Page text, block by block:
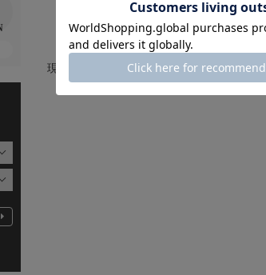
r
r
a
t
n
現在、この商品の レビュー はありません。